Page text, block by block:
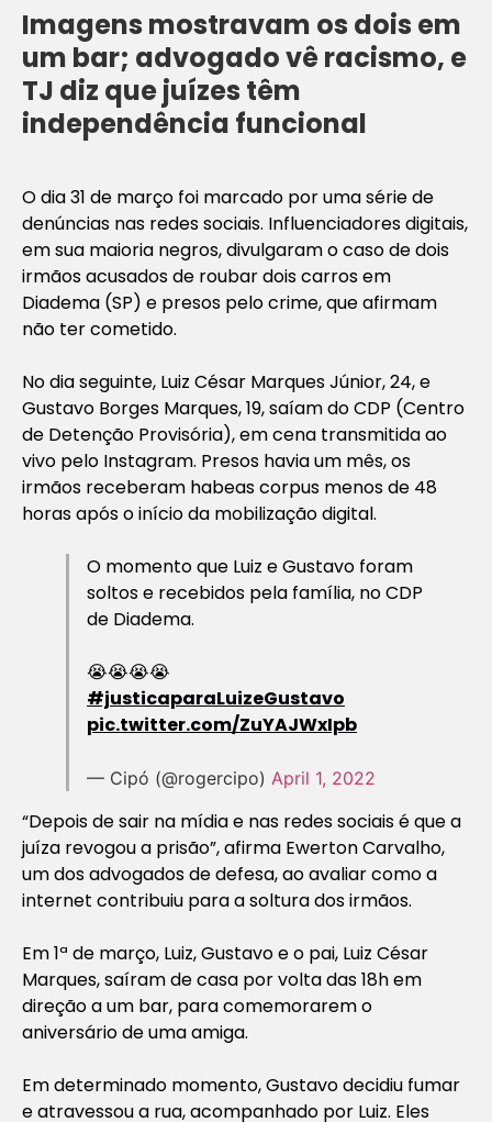
Imagens mostravam os dois em
um bar; advogado vê racismo, e
TJ diz que juízes têm
independência funcional
O dia 31 de março foi marcado por uma série de
denúncias nas redes sociais. Influenciadores digitais,
em sua maioria negros, divulgaram o caso de dois
irmãos acusados de roubar dois carros em
Diadema (SP) e presos pelo crime, que afirmam
não ter cometido.
No dia seguinte, Luiz César Marques Júnior, 24, e
Gustavo Borges Marques, 19, saíam do CDP (Centro
de Detenção Provisória), em cena transmitida ao
vivo pelo Instagram. Presos havia um mês, os
irmãos receberam habeas corpus menos de 48
horas após o início da mobilização digital.
O momento que Luiz e Gustavo foram
soltos e recebidos pela família, no CDP
de Diadema.
😭😭😭😭
#justicaparaLuizeGustavo
pic.twitter.com/ZuYAJWxIpb
— Cipó (@rogercipo) April 1, 2022
“Depois de sair na mídia e nas redes sociais é que a
juíza revogou a prisão”, afirma Ewerton Carvalho,
um dos advogados de defesa, ao avaliar como a
internet contribuiu para a soltura dos irmãos.
Em 1ª de março, Luiz, Gustavo e o pai, Luiz César
Marques, saíram de casa por volta das 18h em
direção a um bar, para comemorarem o
aniversário de uma amiga.
Em determinado momento, Gustavo decidiu fumar
e atravessou a rua, acompanhado por Luiz. Eles